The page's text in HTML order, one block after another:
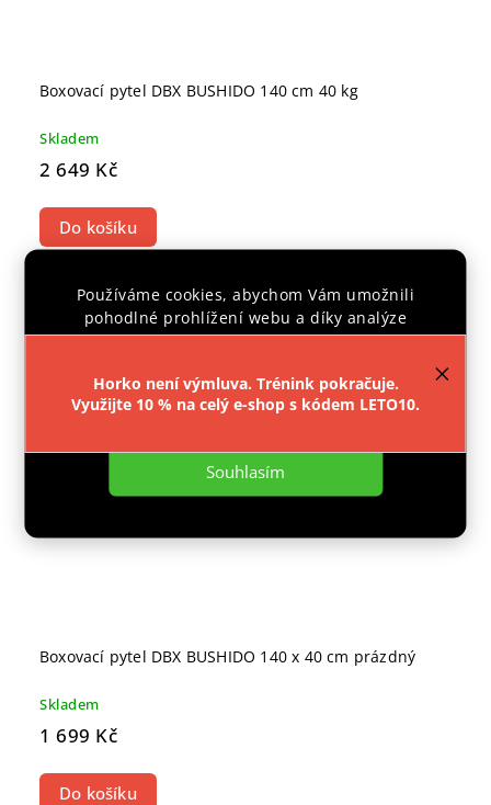
Používáme cookies, abychom Vám umožnili
pohodlné prohlížení webu a díky analýze
provozu webu neustále zlepšovali jeho funkce,
Nastavení
Souhlasím
Horko není výmluva. Trénink pokračuje.
Využijte 10 % na celý e-shop s kódem LETO10.
Boxovací pytel DBX BUSHIDO 140 cm 40 kg
Skladem
2 649 Kč
Do košíku
POUZE E-SHOP
Boxovací pytel DBX BUSHIDO 140 x 40 cm prázdný
Skladem
1 699 Kč
Do košíku